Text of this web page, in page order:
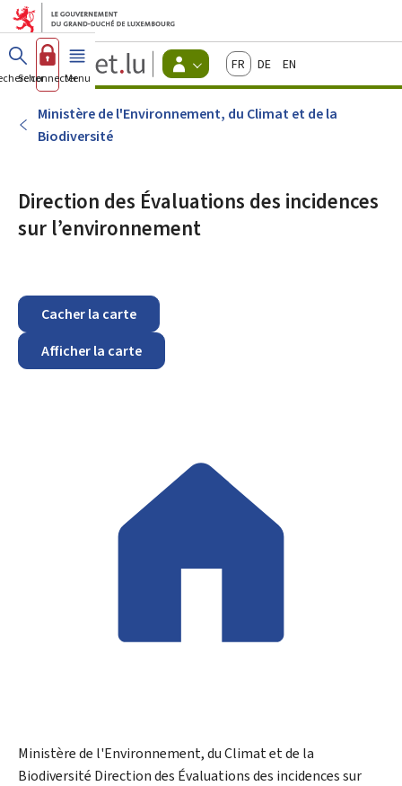
Aller au menu principal
Aller au contenu
Guichet.lu
Changer
d'espace
Menu
FrançaisDeutschEnglish
Se connecterMenu principal
Ministère de l'Environnement, du Climat et de la
Biodiversité
Direction des Évaluations des incidences
sur l’environnement
Cacher la carte
Afficher la carte
Ministère de l'Environnement, du Climat et de la
Biodiversité Direction des Évaluations des incidences sur